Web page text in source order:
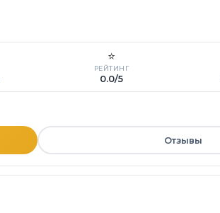
⭐
РЕЙТИНГ
0.0/5
Отзывы